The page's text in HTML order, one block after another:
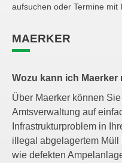
aufsuchen oder Termine mit
MAERKER
Wozu kann ich Maerker
Über Maerker können
Amtsverwaltung auf
Infrastrukturproblem in
illegal abgelagertem
wie defekten